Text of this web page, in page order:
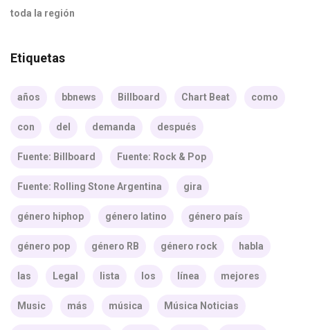
toda la región
Etiquetas
años bbnews Billboard Chart Beat como
con del demanda después
Fuente: Billboard Fuente: Rock & Pop
Fuente: Rolling Stone Argentina gira
género hiphop género latino género país
género pop género RB género rock habla
las Legal lista los línea mejores
Music más música Música Noticias